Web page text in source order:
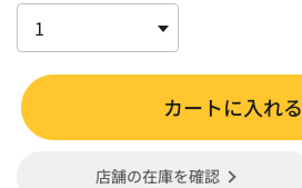
カートに入れる
店舗の在庫を確認